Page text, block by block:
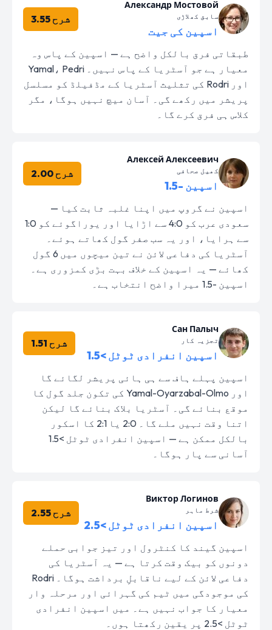
Александр Мостовой
سابق کھلاڑی
اسپین کی جیت
شرح 3.55
طبقاتی فرق بالکل واضح ہے — اسپین کے پاس وہ
معیار ہے جو آسٹریا کے پاس نہیں۔ Yamal، Pedri
اور Rodri کی تثلیث آسٹریا کے مڈفیلڈ کو مسلسل
پریشر میں رکھے گی۔ آسان میچ نہیں ہوگا، مگر
کلاس ہی فرق کرے گا۔
Алексей Алексеевич
کھیل صحافی
اسپین -1.5
شرح 2.00
اسپین نے گروپ میں اپنا غلبہ ثابت کیا —
سعودی عرب کو 4:0 سے اڑایا اور یوراگوئے کو 1:0
سے ہرایا، اور یہ سب صفر گول کھاتے ہوئے۔
آسٹریا کی دفاعی لائن نے تین میچوں میں 6 گول
کھائے — یہ اسپین کے خلاف بہت بڑی کمزوری ہے۔
اسپین -1.5 میرا واضح انتخاب ہے۔
Сан Палыч
تجزیہ کار
اسپین انفرادی ٹوٹل >1.5
شرح 1.51
اسپین پہلے ہاف سے ہی ہائی پریشر لگائے گا
اور Yamal-Oyarzabal-Olmo کی تکون جلد گول کا
موقع بنائے گی۔ آسٹریا بلاک بنائے گا لیکن
اتنا وقت نہیں ملے گا۔ 2:0 یا 2:1 کا اسکور
بالکل ممکن ہے — اسپین انفرادی ٹوٹل >1.5
آسانی سے پار ہوگا۔
Виктор Логинов
شرط ماہر
اسپین انفرادی ٹوٹل >2.5
شرح 2.55
اسپین گیند کا کنٹرول اور تیز جوابی حملے
دونوں کو بیک وقت کرتا ہے — یہ آسٹریا کی
دفاعی لائن کے لیے ناقابلِ برداشت ہوگا۔ Rodri
کی موجودگی میں ٹیم کی گہرائی اور مرحلہ وار
معیار کا جواب نہیں ہے۔ میں اسپین انفرادی
ٹوٹل >2.5 پر یقین رکھتا ہوں۔